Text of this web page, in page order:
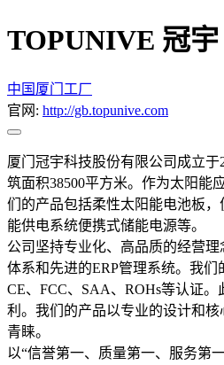
TOPUNIVE 冠宇
中国 厦门 工厂
官网: http://gb.topunive.com
厦门冠宇科技股份有限公司成立于
筑面积38500平方米。作为太阳能
们的产品包括柔性太阳能电池板
能供电系统便携式储能电源等。
公司坚持专业化、高品质的经营理
体系和先进的ERP管理系统。我们
CE、FCC、SAA、ROHs等认证。
利。我们的产品以专业的设计和
青睐。
以“信誉第一、质量第一、服务第